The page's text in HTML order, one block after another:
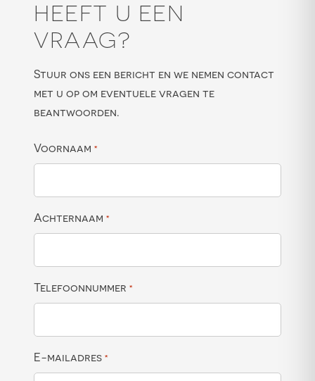
HEEFT U EEN
VRAAG?
Stuur ons een bericht en we nemen contact
met u op om eventuele vragen te
beantwoorden.
Voornaam *
Achternaam *
Telefoonnummer *
E-mailadres *